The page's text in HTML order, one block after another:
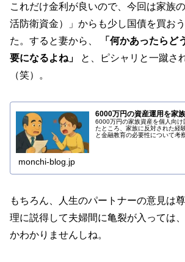
これだけ金利が良いので、今回は家族
活防衛資金）」からも少し国債を買お
た。すると妻から、
「何かあったらど
要になるよね」
と、ピシャリと一蹴さ
（笑）。
6000万円の資産運用を家
6000万円の家族資産を個人向け
たところ、家族に反対された経
と金融教育の必要性について考察
monchi-blog.jp
もちろん、人生のパートナーの意見は
理に説得して夫婦間に亀裂が入っては
かわかりませんしね。